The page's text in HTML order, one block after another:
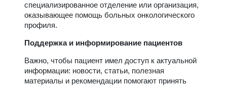
специализированное отделение или организация,
оказывающее помощь больных онкологического
профиля.
Поддержка и информирование пациентов
Важно, чтобы пациент имел доступ к актуальной
информации: новости, статьи, полезная
материалы и рекомендации помогают принять